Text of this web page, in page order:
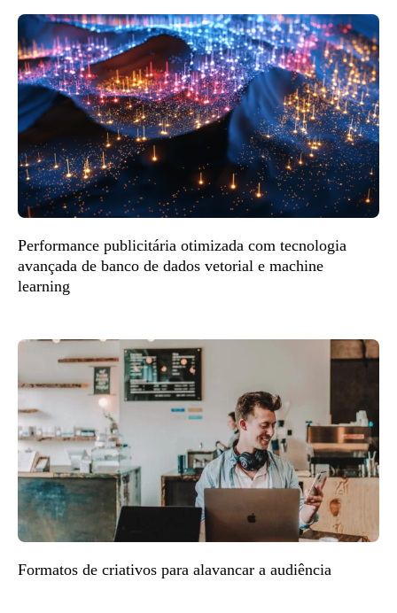
Performance publicitária otimizada com tecnologia
avançada de banco de dados vetorial e machine
learning
Formatos de criativos para alavancar a audiência